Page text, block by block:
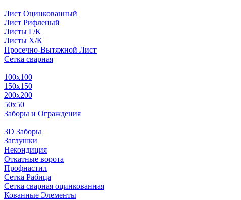
Лист Оцинкованный
Лист Рифленый
Листы Г/К
Листы Х/К
Просечно-Вытяжной Лист
Сетка сварная
100х100
150х150
200х200
50х50
Заборы и Ограждения
3D Заборы
Заглушки
Некондиция
Откатные ворота
Профнастил
Сетка Рабица
Сетка сварная оцинкованная
Кованные Элементы